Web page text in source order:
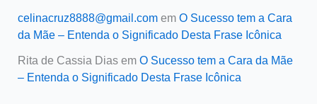
celinacruz8888@gmail.comem O Sucesso tem a Cara
da Mãe – Entenda o Significado Desta Frase Icônica
Rita de Cassia Diasem O Sucesso tem a Cara da Mãe
– Entenda o Significado Desta Frase Icônica